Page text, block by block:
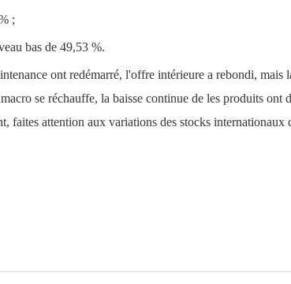
;
bas de 49,53 %.
ont redémarré, l'offre intérieure a rebondi, mais
se réchauffe, la baisse continue de les produits ont
attention aux variations des stocks internationaux